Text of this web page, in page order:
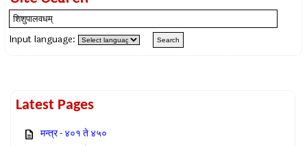
Input language:
Latest Pages
मन्त्र - ४०१ ते ४५०